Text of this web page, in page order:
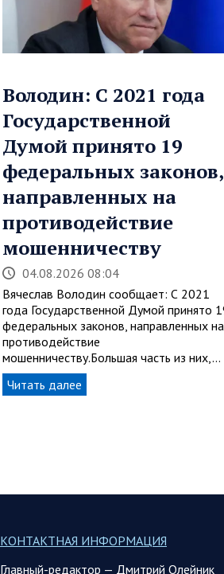
Володин: С 2021 года
Государственной
Думой принято 19
федеральных законов,
направленных на
противодействие
мошенничеству
04.08.2026 08:04
Вячеслав Володин сообщает: С 2021
года Государственной Думой принято
федеральных законов, направленных на
противодействие
мошенничеству.Большая часть из них,…
Читать далее
КОНТАКТНАЯ ИНФОРМАЦИЯ
Главный-редактор — Дмитрий Олейник